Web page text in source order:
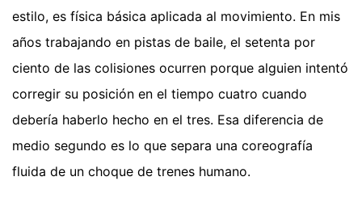
estilo, es física básica aplicada al movimiento. En mis
años trabajando en pistas de baile, el setenta por
ciento de las colisiones ocurren porque alguien intentó
corregir su posición en el tiempo cuatro cuando
debería haberlo hecho en el tres. Esa diferencia de
medio segundo es lo que separa una coreografía
fluida de un choque de trenes humano.